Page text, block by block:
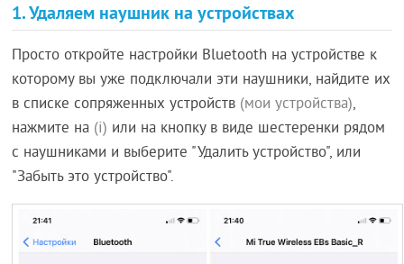
1. Удаляем наушник на устройствах
Просто откройте настройки Bluetooth на устройстве к
которому вы уже подключали эти наушники, найдите их
в списке сопряженных устройств (мои устройства),
нажмите на (i) или на кнопку в виде шестеренки рядом
с наушниками и выберите "Удалить устройство", или
"Забыть это устройство".